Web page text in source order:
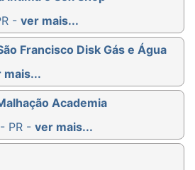
- ver mais...
Francisco Disk Gás e Água
mais...
Academia
PR - ver mais...